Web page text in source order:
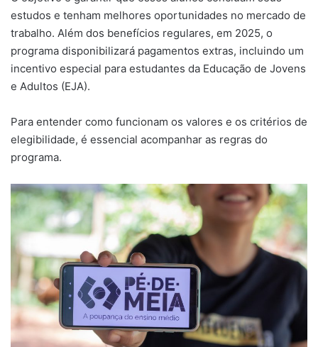
estudos e tenham melhores oportunidades no mercado de
trabalho. Além dos benefícios regulares, em 2025, o
programa disponibilizará pagamentos extras, incluindo um
incentivo especial para estudantes da Educação de Jovens
e Adultos (EJA).
Para entender como funcionam os valores e os critérios de
elegibilidade, é essencial acompanhar as regras do
programa.